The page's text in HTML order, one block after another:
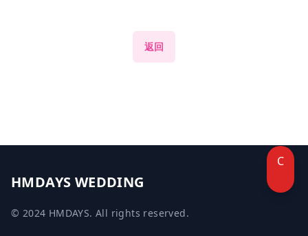
返回
HMDAYS WEDDING
© 2024 HMDAYS. All rights reserved.
C